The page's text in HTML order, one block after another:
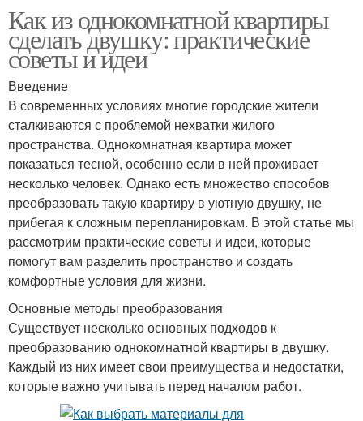
Как из однокомнатной квартиры
сделать двушку: практические
советы и идеи
Введение
В современных условиях многие городские жители
сталкиваются с проблемой нехватки жилого
пространства. Однокомнатная квартира может
показаться тесной, особенно если в ней проживает
несколько человек. Однако есть множество способов
преобразовать такую квартиру в уютную двушку, не
прибегая к сложным перепланировкам. В этой статье мы
рассмотрим практические советы и идеи, которые
помогут вам разделить пространство и создать
комфортные условия для жизни.
Основные методы преобразования
Существует несколько основных подходов к
преобразованию однокомнатной квартиры в двушку.
Каждый из них имеет свои преимущества и недостатки,
которые важно учитывать перед началом работ.